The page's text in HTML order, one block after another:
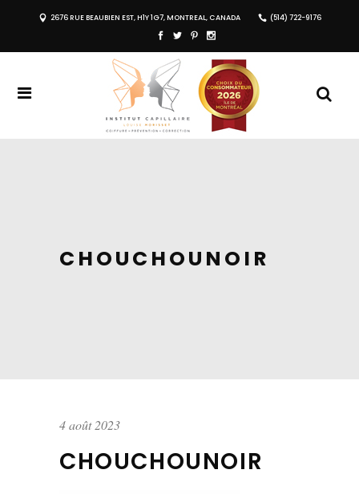
2676 RUE BEAUBIEN EST, H1Y 1G7, MONTREAL, CANADA (514) 722-9176
CHOUCHOUNOIR
4 août 2023
CHOUCHOUNOIR